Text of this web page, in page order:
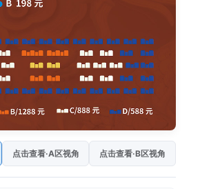
点击查看·A区视角 点击查看·B区视角